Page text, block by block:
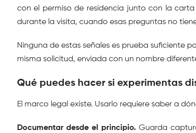
con el permiso de residencia junto con la
durante la visita, cuando esas preguntas no
Ninguna de estas señales es prueba suficiente
misma solicitud, enviada con un nombre
Qué puedes hacer si experimentas
El marco legal existe. Usarlo requiere saber a
Documentar desde el principio. Guarda